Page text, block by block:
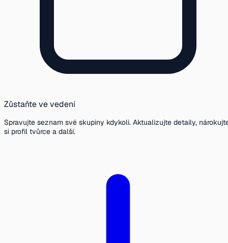
Zůstaňte ve vedení
Spravujte seznam své skupiny kdykoli. Aktualizujte detaily,
si profil tvůrce a další.